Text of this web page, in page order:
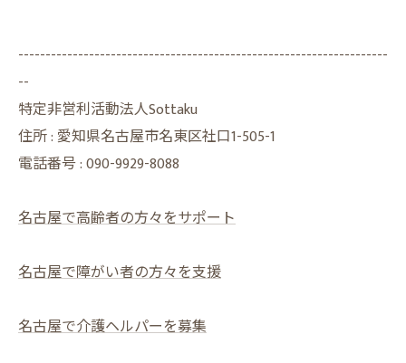
--------------------------------------------------------------------
--
特定非営利活動法人Sottaku
住所 : 愛知県名古屋市名東区社口1-505-1
電話番号 :090-9929-8088
名古屋で高齢者の方々をサポート
名古屋で障がい者の方々を支援
名古屋で介護ヘルパーを募集